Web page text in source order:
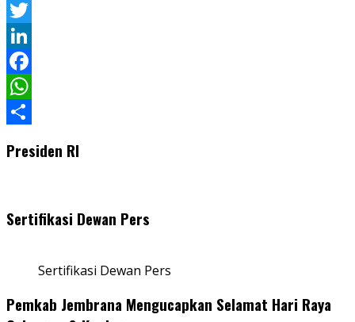
Pinterest
Twitter
LinkedIn
Facebook
WhatsApp
Presiden RI
Sertifikasi Dewan Pers
Sertifikasi Dewan Pers
Pemkab Jembrana Mengucapkan Selamat Hari Raya